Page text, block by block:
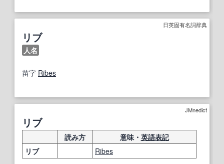
日英固有名詞辞典
リブ
人名
苗字 Ribes
JMnedict
リブ
読み方 意味・ 英語表記
リブ
Ribes